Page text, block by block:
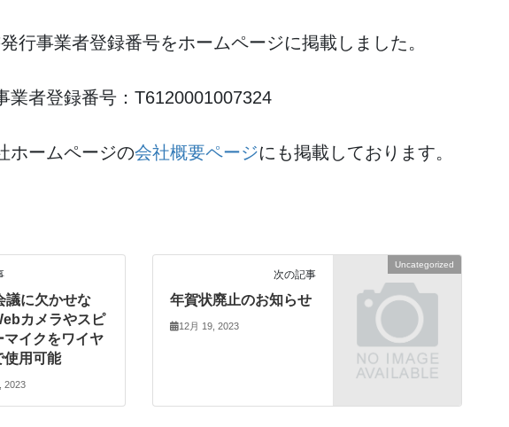
事業者登録番号をホームページに掲載しました。
業者登録番号：T6120001007324
ホームページの会社概要ページにも掲載しております。
議に欠かせな
カメラやスピ
マイクをワイヤ
使用可能
2023
Uncategorized
次の記事
年賀状廃止のお知らせ
12月 19, 2023